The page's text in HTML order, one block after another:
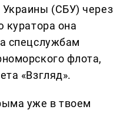
(СБУ) через
куратора она
спецслужбам
флота,
«Взгляд».
уже в твоем